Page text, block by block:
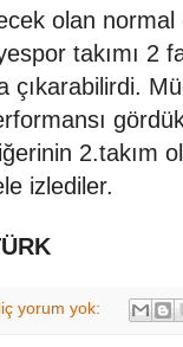
olan
takımı 2
çıkarabilirdi.
2.takım
izlediler.
yorum yok: